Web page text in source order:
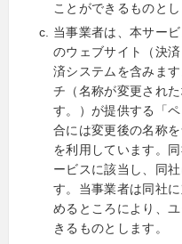
ことができるものとし
当事業者は、本サー
のウェブサイト（決
済システムを含みま
チ（名称が変更され
す。）が提供する「
合には変更後の名称
を利用しています。
ービスに該当し、同
す。当事業者は同社
めるところにより、
きるものとします。